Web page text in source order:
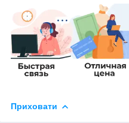
Приховати